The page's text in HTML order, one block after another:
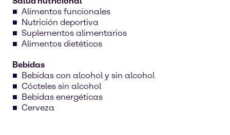
Alimentos funcionales
Nutrición deportiva
Suplementos alimentarios
Alimentos dietéticos
Bebidas
Bebidas con alcohol y sin alcohol
Cócteles sin alcohol
Bebidas energéticas
Cerveza